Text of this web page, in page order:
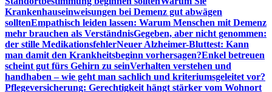
Krankenhauseinweisungen bei Demenz gut abwägen
solltenEmpathisch leiden lassen: Warum Menschen mit Demenz
mehr brauchen als VerständnisGegeben, aber nicht genommen:
der stille MedikationsfehlerNeuer Alzheimer-Bluttest: Kann
man damit den Krankheitsbeginn vorhersagen?Enkel betreuen
scheint gut fürs Gehirn zu seinVerhalten verstehen und
handhaben – wie geht man sachlich und kriteriumsgeleitet vor?
Pflegeversicherung: Gerechtigkeit hängt stärker vom Wohnort